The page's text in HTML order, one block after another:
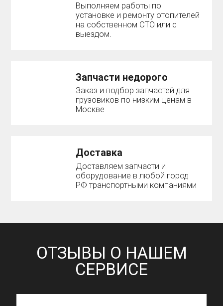
Выполняем работы по
установке и ремонту отопителей
на собственном СТО или с
выездом.
Запчасти недорого
Заказ и подбор запчастей для
грузовиков по низким ценам в
Москве
Доставка
Доставляем запчасти и
оборудование в любой город
РФ транспортными компаниями
ОТЗЫВЫ О НАШЕМ
СЕРВИСЕ